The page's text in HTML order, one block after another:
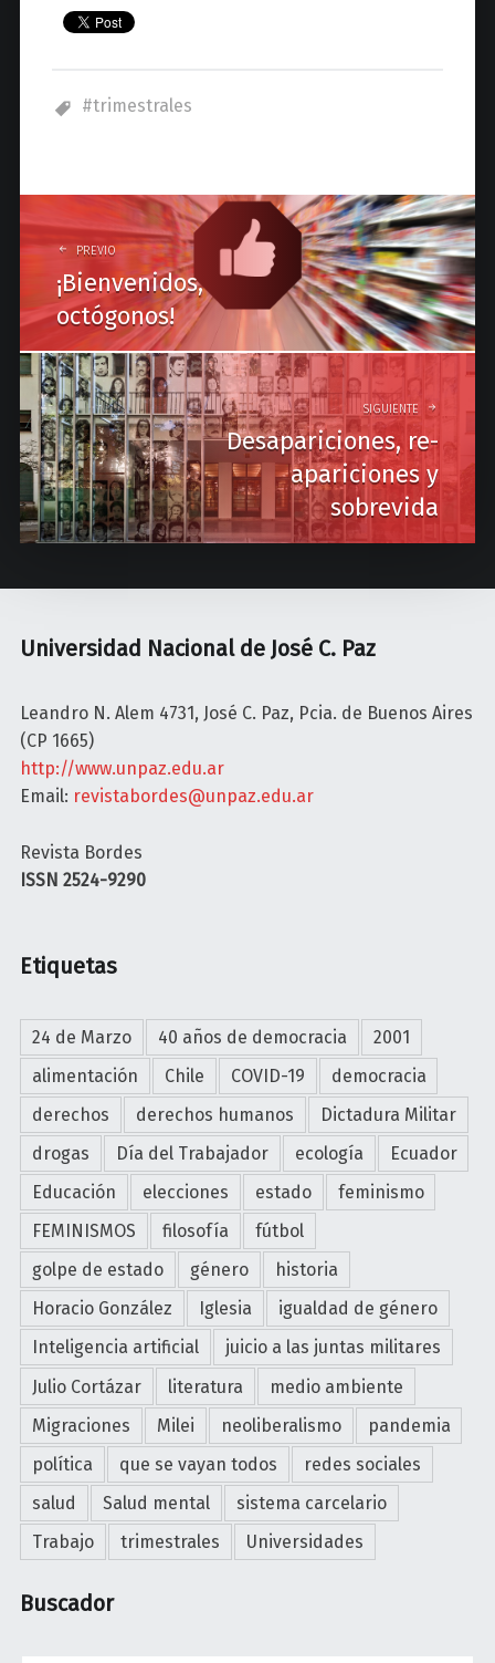
trimestrales
P
o
t
n
a
v
g
i
n
PREVIO
¡Bienvenidos,
octógonos!
SIGUIENTE
Desapariciones, re-
apariciones y
sobrevida
Universidad Nacional de José C. Paz
Leandro N. Alem 4731, José C. Paz, Pcia. de Buenos Aires
(CP 1665)
http://www.unpaz.edu.ar
Email: revistabordes@unpaz.edu.ar
Revista Bordes
ISSN 2524-9290
Etiquetas
24 de Marzo 40 años de democracia
2001
alimentación
Chile COVID-19
democracia
derechos
derechos humanos
Dictadura Militar
drogas
Día del Trabajador ecología
Ecuador
Educación
elecciones estado
feminismo
FEMINISMOS
filosofía
fútbol
golpe de estado
género
historia
Horacio González
Iglesia
igualdad de género
Inteligencia artificial
juicio a las juntas militares
Julio Cortázar
literatura
medio ambiente
Migraciones
Milei neoliberalismo
pandemia
política
que se vayan todos
redes sociales
salud
Salud mental
sistema carcelario
Trabajo
trimestrales Universidades
Buscador